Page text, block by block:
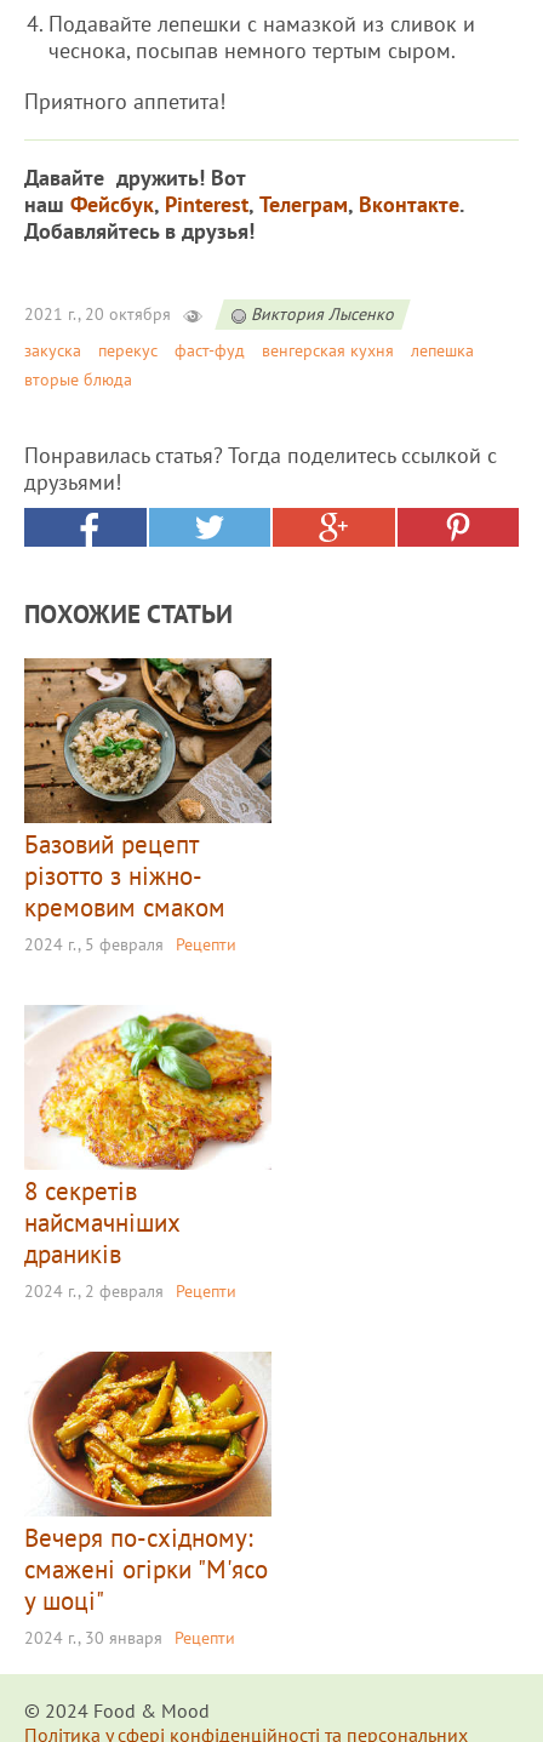
Подавайте лепешки с намазкой из сливок и
чеснока, посыпав немного тертым сыром.
Приятного аппетита!
Давайте дружить! Вот
наш Фейсбук, Pinterest, Телеграм, Вконтакте.
Добавляйтесь в друзья!
2021 г., 20 октября
Виктория Лысенко
закуска
перекус фаст-фуд венгерская кухня
лепешка
вторые блюда
Понравилась статья? Тогда поделитесь ссылкой с
друзьями!
ПОХОЖИЕ СТАТЬИ
Базовий рецепт
різотто з ніжно-
кремовим смаком
2024 г., 5 февраля Рецепти
8 секретів
найсмачніших
драників
2024 г., 2 февраля Рецепти
Вечеря по-східному:
смажені огірки "М'ясо
у шоці"
2024 г., 30 января Рецепти
© 2024 Food & Мood
Політика у сфері конфіденційності та персональних